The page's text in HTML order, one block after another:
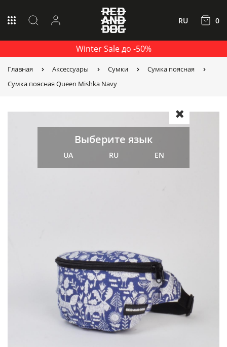
Winter Sale до -50%
RU 0
Главная Аксессуары Сумки
Сумка поясная
Сумка поясная Queen Mishka Navy
Выберите язык
UA RU EN